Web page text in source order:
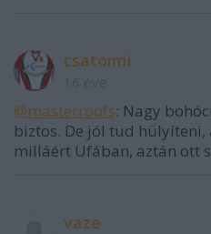
csatoimi
@masterroofs: Nagy
biztos. De jól tud
milláért Ufában, aztán ott
vaze